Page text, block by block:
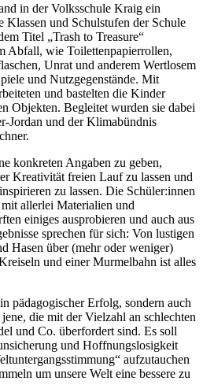
in der Volksschule Kraig ein
Klassen und Schulstufen der Schule
Titel „Trash to Treasure“
Abfall, wie Toilettenpapierrollen,
Unrat und anderem Wertlosem
und Nutzgegenstände. Mit
und bastelten die Kinder
Objekten. Begleitet wurden sie dabei
Jordan und der Klimabündnis
konkreten Angaben zu geben,
Kreativität freien Lauf zu lassen und
zu lassen. Die Schüler:innen
allerlei Materialien und
einiges ausprobieren und auch aus
sprechen für sich: Von lustigen
Hasen über (mehr oder weniger)
und einer Murmelbahn ist alles
pädagogischer Erfolg, sondern auch
die mit der Vielzahl an schlechten
und Co. überfordert sind. Es soll
und Hoffnungslosigkeit
aufzutauchen
um unsere Welt eine bessere zu